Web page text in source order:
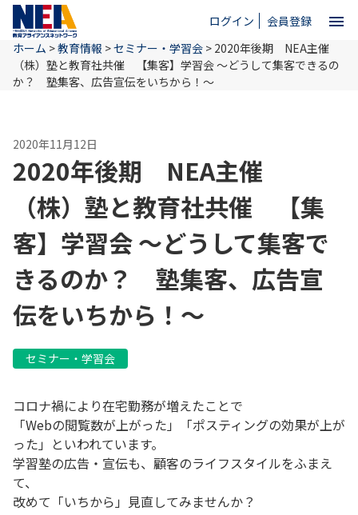
ログイン 会員登録 menu
close
NEAとは
教育情報
お問い合わせ
ホーム >教育情報 >セミナー・学習会 > 2020年後期 NEA主催
（株）塾と教育社共催 【集客】学習会 ～どうして集客できるの
か？ 塾集客、広告宣伝をいちから！～
2020年11月12日
2020年後期 NEA主催
（株）塾と教育社共催 【集
客】学習会 ～どうして集客で
きるのか？ 塾集客、広告宣
伝をいちから！～
セミナー・学習会
コロナ禍により在宅勤務が増えたことで
「Webの閲覧数が上がった」「ポスティングの効果が上が
った」といわれています。
学習塾の広告・宣伝も、顧客のライフスタイルをふまえ
て、
改めて「いちから」見直してみませんか？